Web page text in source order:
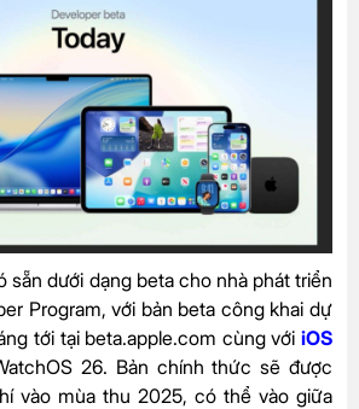
sẵn dưới dạng beta cho nhà phát triển
Program, với bản beta công khai dự
tới tại beta.apple.com cùng với iOS
26. Bản chính thức sẽ được
vào mùa thu 2025, có thể vào giữa